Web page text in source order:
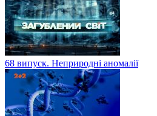
68 випуск. Неприродні аномалії